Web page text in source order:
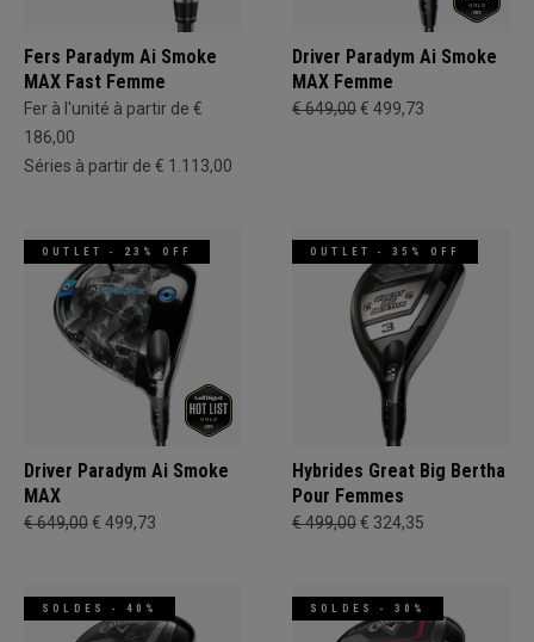
Fers Paradym Ai Smoke
MAX Fast Femme
Fer à l'unité à partir de €
186,00
Séries à partir de € 1.113,00
Driver Paradym Ai Smoke
MAX Femme
€ 649,00€ 499,73
OUTLET - 23% OFF
Driver Paradym Ai Smoke
MAX
€ 649,00€ 499,73
OUTLET - 35% OFF
Hybrides Great Big Bertha
Pour Femmes
€ 499,00€ 324,35
SOLDES - 40% SOLDES - 30%